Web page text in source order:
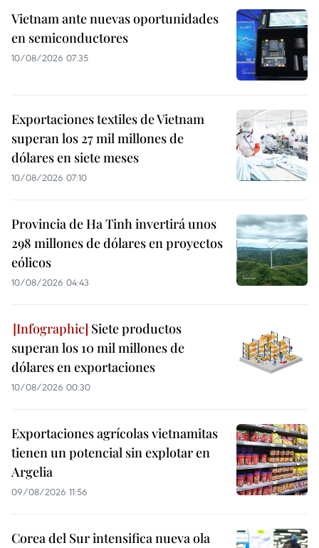
Vietnam ante nuevas oportunidades
en semiconductores
10/08/2026 07:35
Exportaciones textiles de Vietnam
superan los 27 mil millones de
dólares en siete meses
10/08/2026 07:10
Provincia de Ha Tinh invertirá unos
298 millones de dólares en proyectos
eólicos
10/08/2026 04:43
Siete productos
superan los 10 mil millones de
dólares en exportaciones
10/08/2026 00:30
Exportaciones agrícolas vietnamitas
tienen un potencial sin explotar en
Argelia
09/08/2026 11:56
Corea del Sur intensifica nueva ola